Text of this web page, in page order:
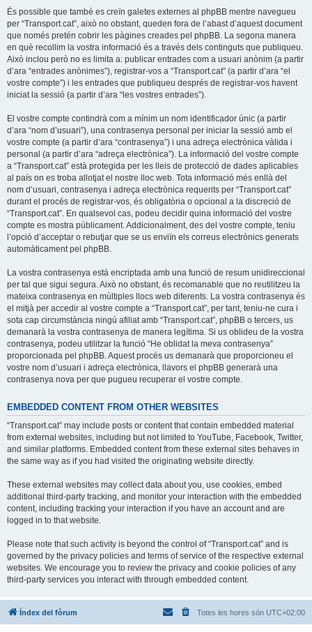
És possible que també es creïn galetes externes al phpBB mentre navegueu
per “Transport.cat”, això no obstant, queden fora de l’abast d’aquest document
que només pretén cobrir les pàgines creades pel phpBB. La segona manera
en què recollim la vostra informació és a través dels continguts que publiqueu.
Això inclou però no es limita a: publicar entrades com a usuari anònim (a partir
d’ara “entrades anònimes”), registrar-vos a “Transport.cat” (a partir d’ara “el
vostre compte”) i les entrades que publiqueu després de registrar-vos havent
iniciat la sessió (a partir d’ara “les vostres entrades”).
El vostre compte contindrà com a mínim un nom identificador únic (a partir
d’ara “nom d’usuari”), una contrasenya personal per iniciar la sessió amb el
vostre compte (a partir d’ara “contrasenya”) i una adreça electrònica vàlida i
personal (a partir d’ara “adreça electrònica”). La informació del vostre compte
a “Transport.cat” està protegida per les lleis de protecció de dades aplicables
al país on es troba allotjat el nostre lloc web. Tota informació més enllà del
nom d’usuari, contrasenya i adreça electrònica requerits per “Transport.cat”
durant el procés de registrar-vos, és obligatòria o opcional a la discreció de
“Transport.cat”. En qualsevol cas, podeu decidir quina informació del vostre
compte es mostra públicament. Addicionalment, des del vostre compte, teniu
l’opció d’acceptar o rebutjar que se us enviïn els correus electrònics generats
automàticament pel phpBB.
La vostra contrasenya està encriptada amb una funció de resum unidireccional
per tal que sigui segura. Això no obstant, és recomanable que no reutilitzeu la
mateixa contrasenya en múltiples llocs web diferents. La vostra contrasenya és
el mitjà per accedir al vostre compte a “Transport.cat”, per tant, teniu-ne cura i
sota cap circumstància ningú afiliat amb “Transport.cat”, phpBB o tercers, us
demanarà la vostra contrasenya de manera legítima. Si us oblideu de la vostra
contrasenya, podeu utilitzar la funció “He oblidat la meva contrasenya”
proporcionada pel phpBB. Aquest procés us demanarà que proporcioneu el
vostre nom d’usuari i adreça electrònica, llavors el phpBB generarà una
contrasenya nova per que pugueu recuperar el vostre compte.
EMBEDDED CONTENT FROM OTHER WEBSITES
“Transport.cat” may include posts or content that contain embedded material
from external websites, including but not limited to YouTube, Facebook, Twitter,
and similar platforms. Embedded content from these external sites behaves in
the same way as if you had visited the originating website directly.
These external websites may collect data about you, use cookies, embed
additional third-party tracking, and monitor your interaction with the embedded
content, including tracking your interaction if you have an account and are
logged in to that website.
Please note that such activity is beyond the control of “Transport.cat” and is
governed by the privacy policies and terms of service of the respective external
websites. We encourage you to review the privacy and cookie policies of any
third-party services you interact with through embedded content.
Índex del fòrum Totes les hores són UTC+02:00